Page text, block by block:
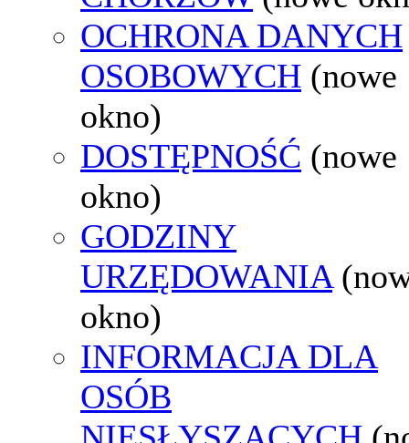
OCHRONA DANYCH
OSOBOWYCH (nowe
okno)
DOSTĘPNOŚĆ (nowe
okno)
GODZINY
URZĘDOWANIA
okno)
INFORMACJA DLA
OSÓB